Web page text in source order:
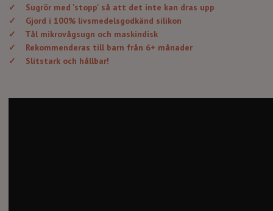
✓
Sugrör med 'stopp' så att det inte kan dras upp
✓
Gjord i 100% livsmedelsgodkänd silikon
✓
Tål mikrovågsugn och maskindisk
✓
Rekommenderas till barn från 6+ månader
✓
Slitstark och hållbar!